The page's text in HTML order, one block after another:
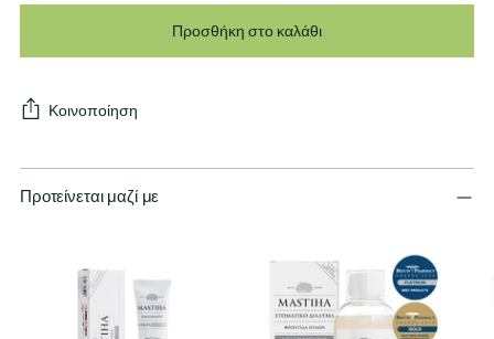
Προσθήκη στο καλάθι
Κοινοποίηση
Προτείνεται μαζί με